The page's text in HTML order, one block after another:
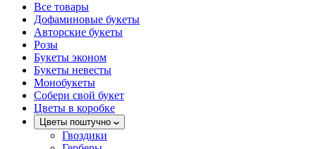
Все товары
Дофаминовые букеты
Авторские букеты
Розы
Букеты эконом
Букеты невесты
Монобукеты
Собери свой букет
Цветы в коробке
Цветы поштучно
Гвоздики